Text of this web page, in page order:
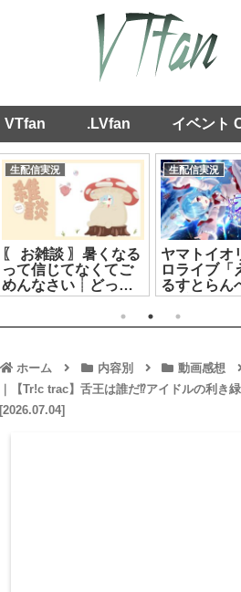
VTfan .LVfan イベント
生配信実況
〖 お雑談 〗暑くなる
って信じてなくてご
めんなさい┊どっと
ライブ #ヤマトイオ
生配信実況
ヤマトイオ
ロライブ「
るすとらん
第2部
ホーム 内容別 動画感想
｜【Tr!c trac】舌王は誰だ⁉アイドルの利き
[2026.07.04]